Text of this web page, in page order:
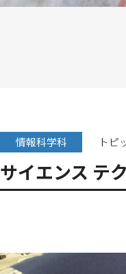
情報科学科 トピ
サイエンス テ